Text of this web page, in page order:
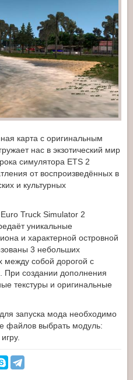
карта с оригинальным
нас в экзотический мир
симулятора ETS 2
от воспроизведённых в
и культурных
Truck Simulator 2
уникальные
и характерной островной
3 небольших
между собой дорогой с
При создании дополнения
текстуры и оригинальные
запуска мода необходимо
файлов выбрать модуль: